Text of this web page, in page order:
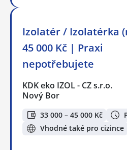
Izolatér / Izolatérka
45 000 Kč | Praxi
nepotřebujete
KDK eko IZOL - CZ s.r.o.
Nový Bor
33 000 – 45 000 Kč
Vhodné také pro cizince